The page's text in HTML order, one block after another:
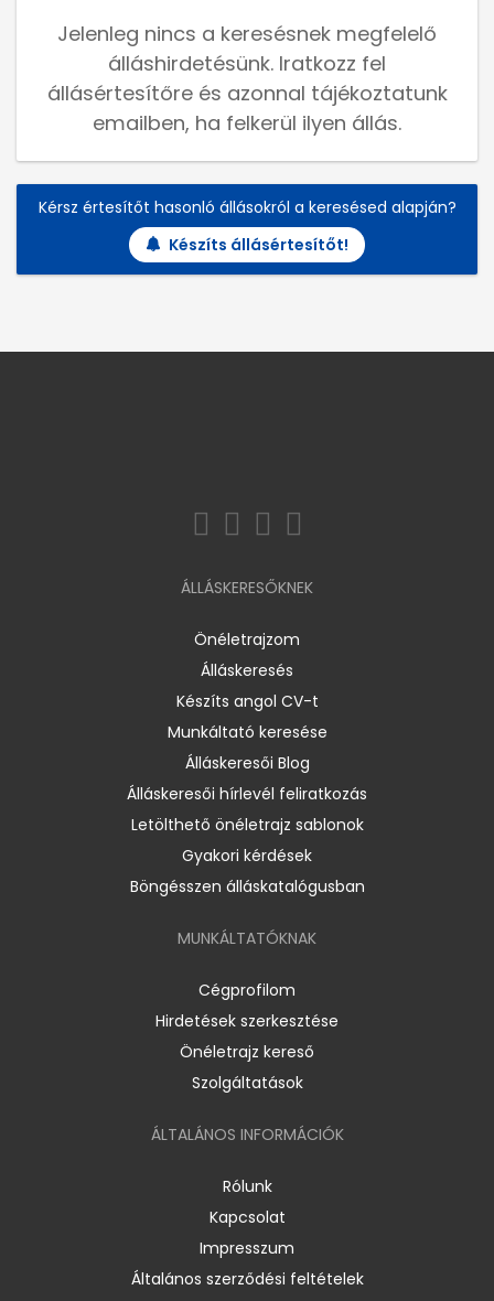
Jelenleg nincs a keresésnek megfelelő
álláshirdetésünk. Iratkozz fel
állásértesítőre és azonnal tájékoztatunk
emailben, ha felkerül ilyen állás.
Kérsz értesítőt hasonló állásokról a keresésed alapján?
Készíts állásértesítőt!
ÁLLÁSKERESŐKNEK
Önéletrajzom
Álláskeresés
Készíts angol CV-t
Munkáltató keresése
Álláskeresői Blog
Álláskeresői hírlevél feliratkozás
Letölthető önéletrajz sablonok
Gyakori kérdések
Böngésszen álláskatalógusban
MUNKÁLTATÓKNAK
Cégprofilom
Hirdetések szerkesztése
Önéletrajz kereső
Szolgáltatások
ÁLTALÁNOS INFORMÁCIÓK
Rólunk
Kapcsolat
Impresszum
Általános szerződési feltételek